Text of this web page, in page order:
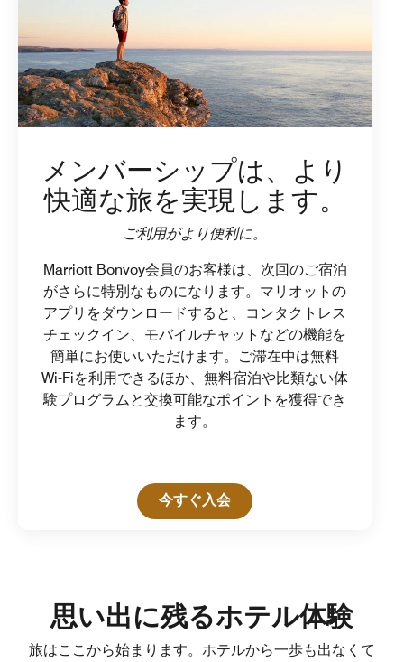
メンバーシップは、より
快適な旅を実現します。
ご利用がより便利に。
Marriott Bonvoy会員のお客様は、次回のご宿泊
がさらに特別なものになります。マリオットの
アプリをダウンロードすると、コンタクトレス
チェックイン、モバイルチャットなどの機能を
簡単にお使いいただけます。ご滞在中は無料
Wi-Fiを利用できるほか、無料宿泊や比類ない体
験プログラムと交換可能なポイントを獲得でき
ます。
今すぐ入会Open in New Tab
思い出に残るホテル体験
旅はここから始まります。ホテルから一歩も出なくて